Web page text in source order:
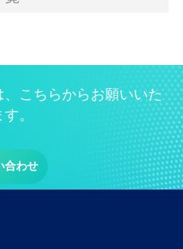
こちらからお願いいた
。
合わせ